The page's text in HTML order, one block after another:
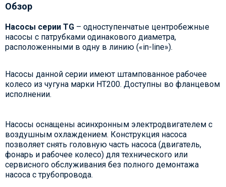
Обзор
Насосы серии TG– одноступенчатые центробежные
насосы с патрубками одинакового диаметра,
расположенными в одну в линию («in-line»).
Насосы данной серии имеют штампованное рабочее
колесо из чугуна марки НТ200. Доступны во фланцевом
исполнении.
Насосы оснащены асинхронным электродвигателем с
воздушным охлаждением. Конструкция насоса
позволяет снять головную часть насоса (двигатель,
фонарь и рабочее колесо) для технического или
сервисного обслуживания без полного демонтажа
насоса с трубопровода.